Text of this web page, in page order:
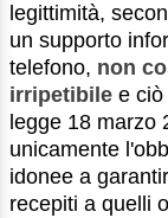
legittimità,
un supporto
telefono, non
irripetibile e ciò
legge 18 marzo
unicamente
idonee a
recepiti a quelli